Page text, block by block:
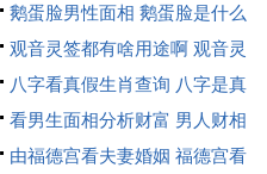
千锤百炼才显锋芒，丙午年正
。
患？
报，因为流年强火持续锻克年
鹅蛋脸男性面相 鹅蛋脸是什么
脸型男性
观音灵签都有啥用途啊 观音灵
签全部签签词
八字看真假生肖查询 八字是真
还是假
看男生面相分析财富 男人财相
从哪里看
由福德宫看夫妻婚姻 福德宫看